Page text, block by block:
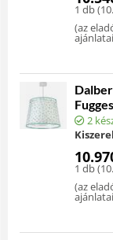
1 db (
(az
ajánlatai
2
1 db (
(az
ajánlatai